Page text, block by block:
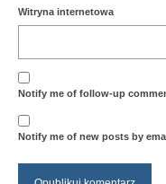
Witryna internetowa
Notify me of follow-up
Notify me of new posts by